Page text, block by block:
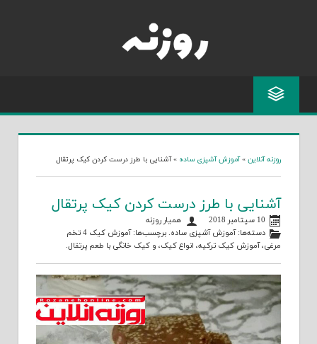
روزنه آنلاین »آموزش آشپزی ساده »آشنایی با طرز درست کردن کیک پرتقال
آشنایی با طرز درست کردن کیک پرتقال
10 سپتامبر 2018
همیار روزنه
دسته‌ها:آموزش آشپزی ساده. برچسب‌ها:
آموزش کیک 4 تخم
مرغی،آموزش کیک ترکیه، انواع کیک، و کیک خانگی با طعم پرتقال.